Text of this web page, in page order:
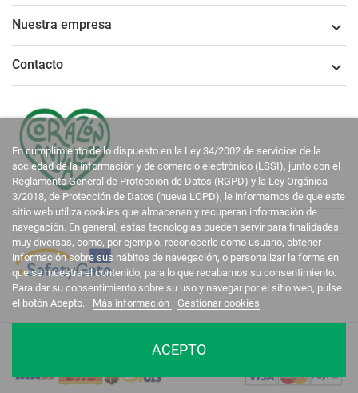
Nuestra empresa 
Contacto 
En cumplimiento de lo dispuesto en la Ley 34/2002 de servicios de la
sociedad de la información y de comercio electrónico (LSSI), junto con el
Reglamento General de Protección de Datos (RGPD) y la Ley Orgánica
3/2018, de Protección de Datos (nueva LOPD), le informamos de que este
sitio web utiliza cookies que almacenan y recuperan información de
navegación. En general, estas tecnologías pueden servir para finalidades
muy diversas, como, por ejemplo, reconocerle como usuario, obtener
información sobre sus hábitos de navegación, o personalizar la forma en
que se muestra el contenido, para lo que recabamos su consentimiento.
Para dar su consentimiento sobre su uso y navegar por el sitio web, pulse
el botón Acepto.
Más información Gestionar cookies
ACEPTO
La Casa del Recreador © 2020-2026. Todos los derechos reservados.